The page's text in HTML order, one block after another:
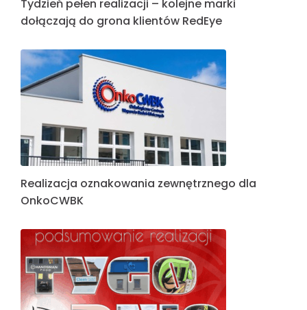
Tydzień pełen realizacji – kolejne marki
dołączają do grona klientów RedEye
Realizacja oznakowania zewnętrznego dla
OnkoCWBK